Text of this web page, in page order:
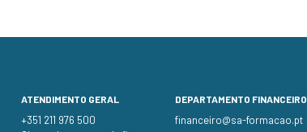
ATENDIMENTO GERAL
+351 211 976 500
DEPARTAMENTO FINANCEIRO
financeiro@sa-formacao.pt